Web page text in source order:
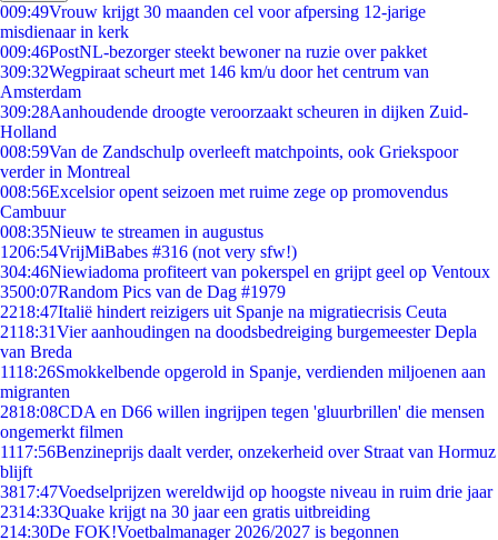
009:49Vrouw krijgt 30 maanden cel voor afpersing 12-jarige
misdienaar in kerk
009:46PostNL-bezorger steekt bewoner na ruzie over pakket
309:32Wegpiraat scheurt met 146 km/u door het centrum van
Amsterdam
309:28Aanhoudende droogte veroorzaakt scheuren in dijken Zuid-
Holland
008:59Van de Zandschulp overleeft matchpoints, ook Griekspoor
verder in Montreal
008:56Excelsior opent seizoen met ruime zege op promovendus
Cambuur
008:35Nieuw te streamen in augustus
1206:54VrijMiBabes #316 (not very sfw!)
304:46Niewiadoma profiteert van pokerspel en grijpt geel op Ventoux
3500:07Random Pics van de Dag #1979
2218:47Italië hindert reizigers uit Spanje na migratiecrisis Ceuta
2118:31Vier aanhoudingen na doodsbedreiging burgemeester Depla
van Breda
1118:26Smokkelbende opgerold in Spanje, verdienden miljoenen aan
migranten
2818:08CDA en D66 willen ingrijpen tegen 'gluurbrillen' die mensen
ongemerkt filmen
1117:56Benzineprijs daalt verder, onzekerheid over Straat van Hormuz
blijft
3817:47Voedselprijzen wereldwijd op hoogste niveau in ruim drie jaar
2314:33Quake krijgt na 30 jaar een gratis uitbreiding
214:30De FOK!Voetbalmanager 2026/2027 is begonnen